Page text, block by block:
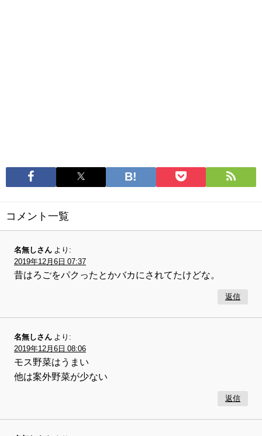
コメント一覧
名無しさん より:
2019年12月6日 07:37
昔はろごをパクったとかバカにされてたけどな。
返信
名無しさん より:
2019年12月6日 08:06
モス野菜はうまい
他は案外野菜が少ない
返信